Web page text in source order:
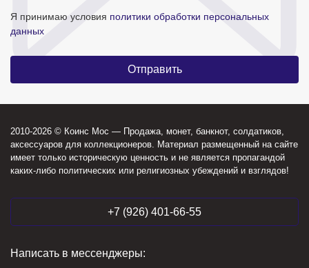
Я принимаю условия политики обработки персональных
данных
2010-2026 © Коинс Мос — Продажа, монет, банкнот, солдатиков,
аксессуаров для коллекционеров. Материал размещенный на сайте
имеет только историческую ценность и не является пропагандой
каких-либо политических или религиозных убеждений и взглядов!
+7 (926) 401-66-55
Написать в мессенджеры: